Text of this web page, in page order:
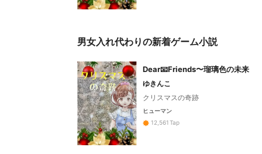
男女入れ代わりの新着ゲーム小説
Dear📧Friends〜瑠璃色の未来
ゆきんこ
クリスマスの奇跡
ヒューマン
12,561 Tap